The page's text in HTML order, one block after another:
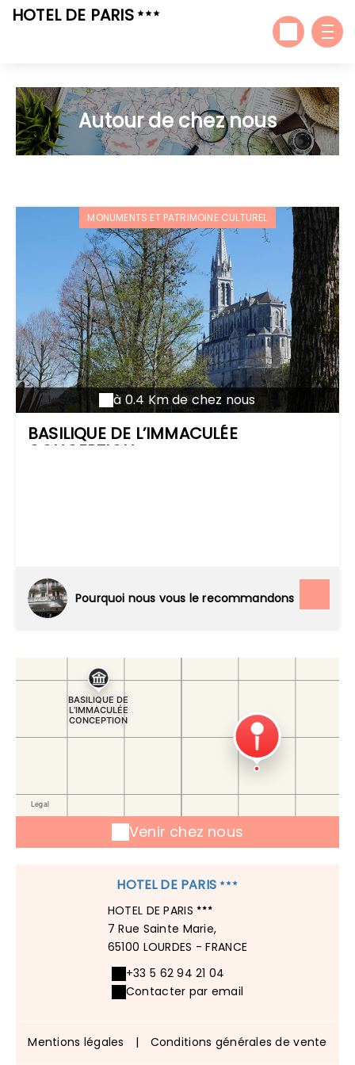
HOTEL DE PARIS
Autour de chez nous
MONUMENTS ET PATRIMOINE CULTUREL
à 0.4 Km de chez nous
BASILIQUE DE L’IMMACULÉE
CONCEPTION
Pourquoi nous vous le recommandons
Venir chez nous
HOTEL DE PARIS
HOTEL DE PARIS
7 Rue Sainte Marie,
65100 LOURDES - FRANCE
+33 5 62 94 21 04
Contacter par email
Mentions légales | Conditions générales de vente